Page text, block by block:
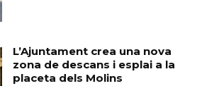
L’Ajuntament crea una nova
zona de descans i esplai a la
placeta dels Molins